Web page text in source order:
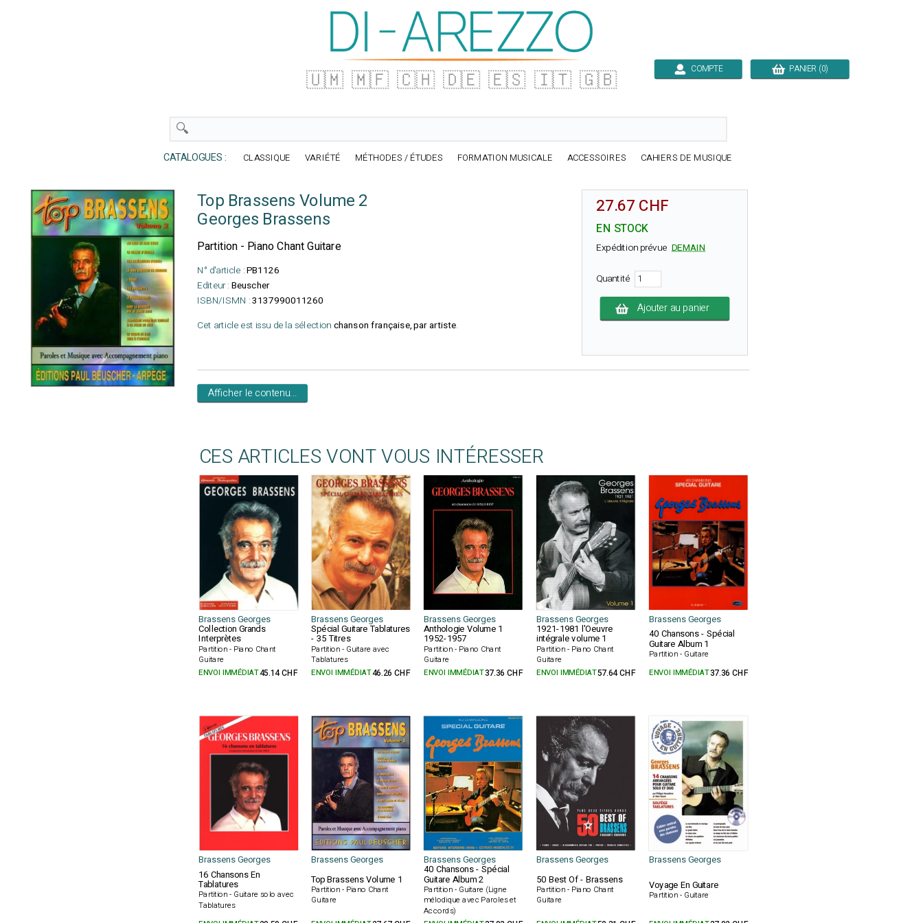
🇺🇲 🇲🇫 🇨🇭 🇩🇪 🇪🇸 🇮🇹 🇬🇧 COMPTE PANIER (0)
CATALOGUES : CLASSIQUE VARIÉTÉ MÉTHODES / ÉTUDES FORMATION MUSICALE ACCESSOIRES CAHIERS DE MUSIQUE
Top Brassens Volume 2
Georges Brassens
Partition - Piano Chant Guitare
N° d'article :PB1126
Editeur : Beuscher
ISBN/ISMN :3137990011260
Cet article est issu de la sélection chanson française, par artiste.
27.67 CHF
EN STOCK
Expédition prévueDEMAIN
Quantité
Ajouter au panier
Afficher le contenu...
CES ARTICLES VONT VOUS INTÉRESSER
Brassens Georges Brassens Georges Brassens Georges Brassens Georges Brassens Georges
Collection Grands
Interprètes
Partition - Piano Chant
Guitare
Spécial Guitare Tablatures
- 35 Titres
Partition - Guitare avec
Tablatures
Anthologie Volume 1
1952-1957
Partition - Piano Chant
Guitare
1921-1981 l'Oeuvre
intégrale volume 1
Partition - Piano Chant
Guitare
40 Chansons - Spécial
Guitare Album 1
Partition - Guitare
ENVOI IMMÉDIAT45.14 CHF ENVOI IMMÉDIAT46.26 CHF ENVOI IMMÉDIAT37.36 CHF ENVOI IMMÉDIAT57.64 CHF ENVOI IMMÉDIAT37.36 CHF
Brassens Georges Brassens Georges Brassens Georges Brassens Georges
Brassens Georges
16 Chansons En
Tablatures
Partition - Guitare solo avec
Tablatures
Top Brassens Volume 1
Partition - Piano Chant
Guitare
40 Chansons - Spécial
Guitare Album 2
Partition - Guitare (Ligne
mélodique avec Paroles et
Accords)
50 Best Of - Brassens
Partition - Piano Chant
Guitare
Voyage En Guitare
Partition - Guitare